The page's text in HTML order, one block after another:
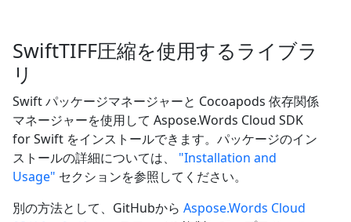
SwiftTIFF圧縮を使用するライブラ
リ
Swift パッケージマネージャーと Cocoapods 依存関係
マネージャーを使用して Aspose.Words Cloud SDK
for Swift をインストールできます。パッケージのイン
ストールの詳細については、 "Installation and
Usage" セクションを参照してください。
別の方法として、GitHubから Aspose.Words Cloud